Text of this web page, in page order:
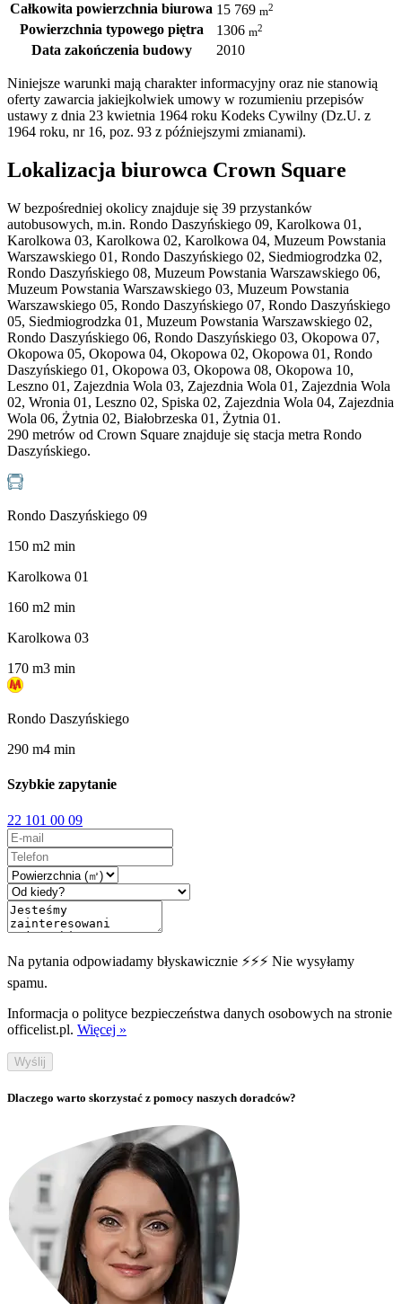
Całkowita powierzchnia biurowa 15 769 m2
Powierzchnia typowego piętra 1306 m2
Data zakończenia budowy 2010
Niniejsze warunki mają charakter informacyjny oraz nie stanowią
oferty zawarcia jakiejkolwiek umowy w rozumieniu przepisów
ustawy z dnia 23 kwietnia 1964 roku Kodeks Cywilny (Dz.U. z
1964 roku, nr 16, poz. 93 z późniejszymi zmianami).
Lokalizacja biurowca Crown Square
W bezpośredniej okolicy znajduje się 39 przystanków
autobusowych, m.in. Rondo Daszyńskiego 09, Karolkowa 01,
Karolkowa 03, Karolkowa 02, Karolkowa 04, Muzeum Powstania
Warszawskiego 01, Rondo Daszyńskiego 02, Siedmiogrodzka 02,
Rondo Daszyńskiego 08, Muzeum Powstania Warszawskiego 06,
Muzeum Powstania Warszawskiego 03, Muzeum Powstania
Warszawskiego 05, Rondo Daszyńskiego 07, Rondo Daszyńskiego
05, Siedmiogrodzka 01, Muzeum Powstania Warszawskiego 02,
Rondo Daszyńskiego 06, Rondo Daszyńskiego 03, Okopowa 07,
Okopowa 05, Okopowa 04, Okopowa 02, Okopowa 01, Rondo
Daszyńskiego 01, Okopowa 03, Okopowa 08, Okopowa 10,
Leszno 01, Zajezdnia Wola 03, Zajezdnia Wola 01, Zajezdnia Wola
02, Wronia 01, Leszno 02, Spiska 02, Zajezdnia Wola 04, Zajezdnia
Wola 06, Żytnia 02, Białobrzeska 01, Żytnia 01.
290 metrów od Crown Square znajduje się stacja metra Rondo
Daszyńskiego.
Rondo Daszyńskiego 09
150 m2 min
Karolkowa 01
160 m2 min
Karolkowa 03
170 m3 min
Rondo Daszyńskiego
290 m4 min
Szybkie zapytanie
22 101 00 09
Na pytania odpowiadamy błyskawicznie ⚡⚡⚡ Nie wysyłamy
spamu.
Informacja o polityce bezpieczeństwa danych osobowych na stronie
officelist.pl. Więcej »
Wyślij
Dlaczego warto skorzystać z pomocy naszych doradców?